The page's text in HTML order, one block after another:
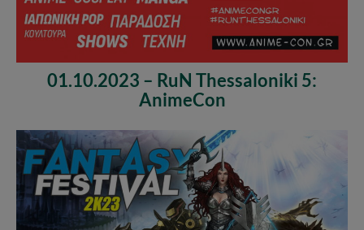
01.10.2023 – RuN Thessaloniki 5:
AnimeCon